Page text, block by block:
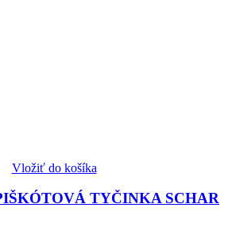
Vložiť do košíka
TYČINKA SCHAR